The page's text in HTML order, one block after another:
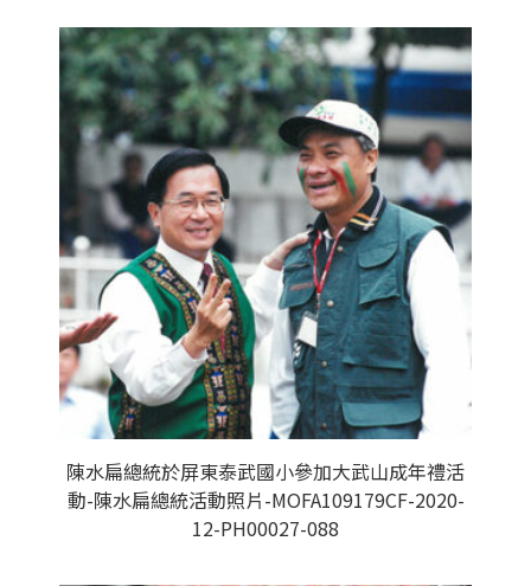
陳水扁總統於屏東泰武國小參加大武山成年禮活
動-陳水扁總統活動照片-MOFA109179CF-2020-
12-PH00027-088